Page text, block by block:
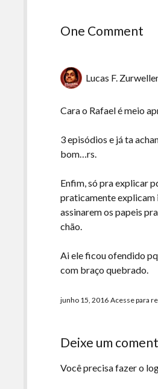
One Comment
Lucas F.
Cara o Rafael é meio
3 episódios e já ta
bom…rs.
Enfim, só pra explicar
praticamente explicam
assinarem os papeis
chão.
Ai ele ficou ofendido
com braço quebrado.
junho 15, 2016 Acesse para
Deixe um
Você precisa fazer o